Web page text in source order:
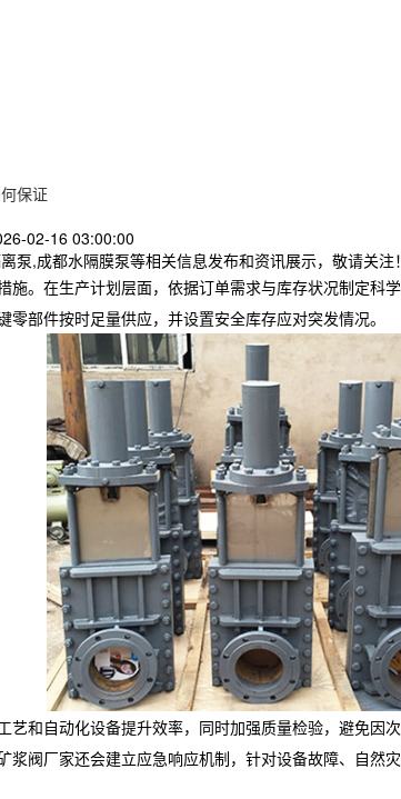
保证
02-16 03:00:00
泵,成都水隔膜泵等相关信息发布和资讯展示，敬请关注！
施。在生产计划层面，依据订单需求与库存状况制定
部件按时足量供应，并设置安全库存应对突发情况。
艺和自动化设备提升效率，同时加强质量检验，避免
阀厂家还会建立应急响应机制，针对设备故障、自